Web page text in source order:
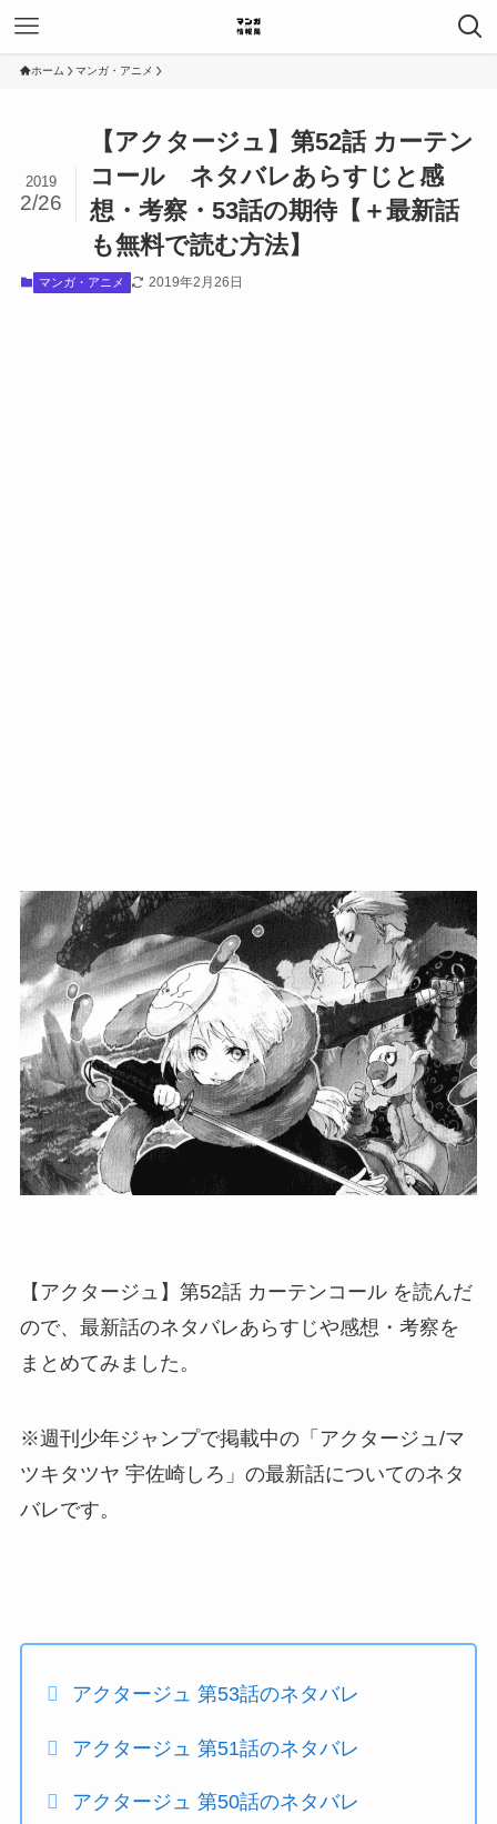
ホーム マンガ・アニメ
【アクタージュ】第52話 カーテン
コール ネタバレあらすじと感
想・考察・53話の期待【＋最新話
も無料で読む方法】
2019
2/26
マンガ・アニメ 2019年2月26日
【アクタージュ】第52話 カーテンコール を読んだ
ので、最新話のネタバレあらすじや感想・考察を
まとめてみました。
※週刊少年ジャンプで掲載中の「アクタージュ/マ
ツキタツヤ 宇佐崎しろ」の最新話についてのネタ
バレです。
アクタージュ 第53話のネタバレ
アクタージュ 第51話のネタバレ
アクタージュ 第50話のネタバレ